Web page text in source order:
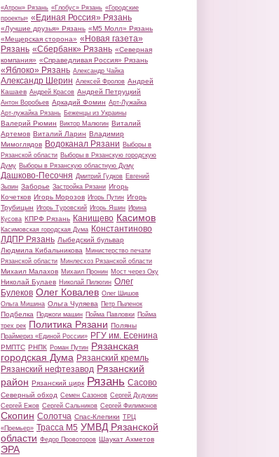
«Атрон» Рязань «Глобус» Рязань «Городские
проекты» «Единая Россия» Рязань
«Лучшие друзья» Рязань «М5 Молл» Рязань
«Мещерская сторона» «Новая газета»
Рязань «Сбербанк» Рязань «Северная
компания» «Справедливая Россия» Рязань
«Яблоко» Рязань Александр Чайка
Александр Шерин Алексей Фролов Андрей
Кашаев Андрей Красов Андрей Петруцкий
Антон Воробьев Аркадий Фомин Арт-Лужайка
Арт-лужайка Рязань Беженцы из Украины
Валерий Рюмин Виктор Малюгин Виталий
Артемов Виталий Ларин Владимир
Мимоглядов Водоканал Рязани Выборы в
Рязанской области Выборы в Рязанскую городскую
Думу Выборы в Рязанскую областную Думу
Дашково-Песочня Дмитрий Гудков Евгений
Зызин Заборье Застройка Рязани Игорь
Кочетков Игорь Морозов Игорь Путин Игорь
Трубицын Игорь Туровский Игорь Яшин Ирина
Кусова КПРФ Рязань Канищево Касимов
Касимовская городская Дума Константиново
ЛДПР Рязань Лыбедский бульвар
Людмила Кибальникова Министерство печати
Рязанской области Минлесхоз Рязанской области
Михаил Малахов Михаил Пронин Мост через Оку
Николай Булаев Николай Пилюгин Олег
Булеков Олег Ковалев Олег Шишов
Ольга Мишина Ольга Чуляева Петр Пыленок
Подбелка Поджоги машин Пойма Павловки Пойма
трех рек Политика Рязани Поляны
Праймериз «Единой России» РГУ им. Есенина
РМПТС РНПК Роман Путин Рязанская
городская Дума Рязанский кремль
Рязанский нефтезавод Рязанский
район Рязанский цирк Рязань Сасово
Северный обход Семен Сазонов Сергей Дудукин
Сергей Ежов Сергей Сальников Сергей Филимонов
Скопин Солотча Спас-Клепики ТРЦ
«Премьер» Трасса М5 УМВД Рязанской
области Федор Провоторов Шаукат Ахметов
ЭРА